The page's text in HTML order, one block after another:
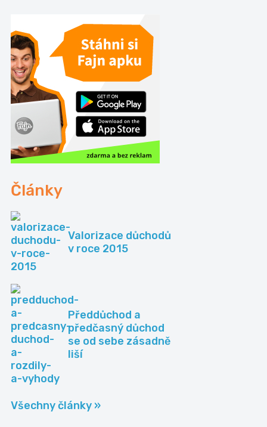
Články
Valorizace důchodů
v roce 2015
Předdůchod a
předčasný důchod
se od sebe zásadně
liší
Všechny články »